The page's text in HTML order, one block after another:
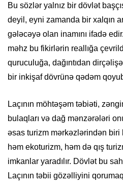
Bu sözlər yalnız bir dövlət
deyil, eyni zamanda bir xalqın
gələcəyə olan inamını ifadə
məhz bu fikirlərin reallığa
quruculuğa, dağıntıdan
bir inkişaf dövrünə qədəm
Laçının möhtəşəm təbiəti,
bulaqları və dağ mənzərələri
əsas turizm mərkəzlərindən biri
həm ekoturizm, həm də qış
imkanlar yaradılır. Dövlət bu
Laçının təbii gözəlliyini